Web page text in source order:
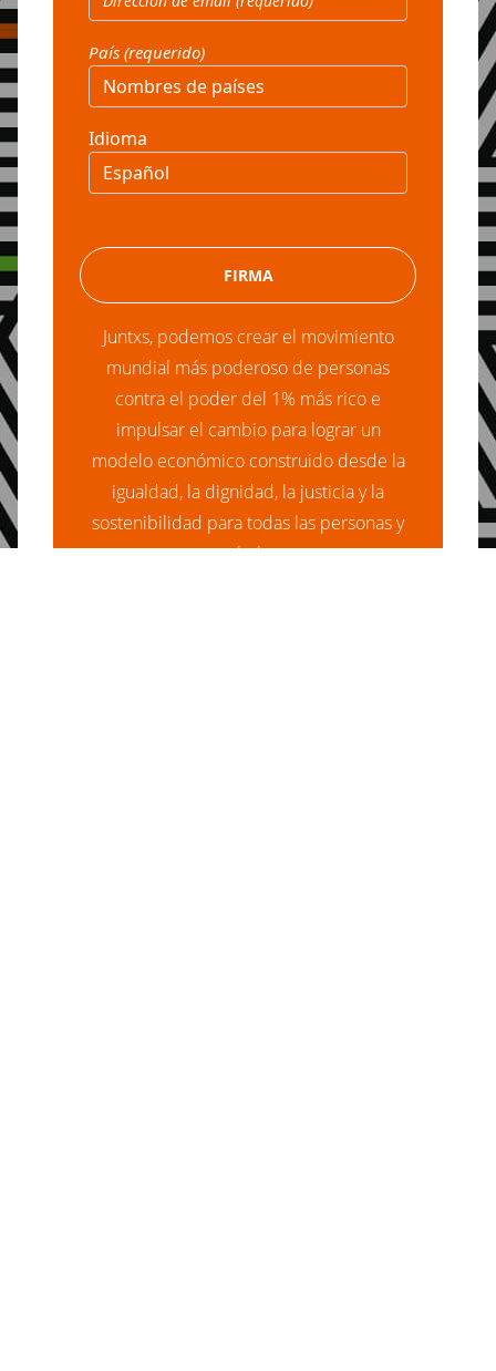
País (requerido)
Idioma
Juntxs, podemos crear el movimiento
mundial más poderoso de personas
contra el poder del 1% más rico e
impulsar el cambio para lograr un
modelo económico construido desde la
igualdad, la dignidad, la justicia y la
sostenibilidad para todas las personas y
para el planeta.